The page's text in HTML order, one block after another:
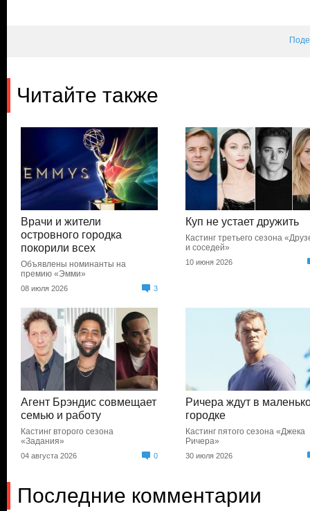
Читайте также
Врачи и жители
островного городка
покорили всех
Объявлены номинанты на
премию «Эмми»
08 июля 2026 3
Куп не устает дружить
Кастинг третьего сезона
и соседей»
10 июня 2026
Агент Брэндис совмещает
семью и работу
Кастинг второго сезона
«Задания»
04 августа 2026 0
Ричера ждут в
городке
Кастинг пятого сезона «Джека
Ричера»
30 июля 2026
Последние комментарии